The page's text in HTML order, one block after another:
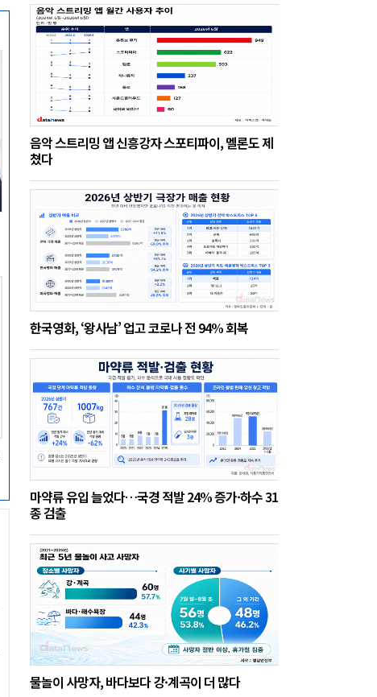
음악 스트리밍 앱 신흥강자 스포티파이, 멜론도 제
쳤다
한국영화, ‘왕사남’ 업고 코로나 전 94% 회복
마약류 유입 늘었다…국경 적발 24% 증가·하수 31
종 검출
물놀이 사망자, 바다보다 강·계곡이 더 많다